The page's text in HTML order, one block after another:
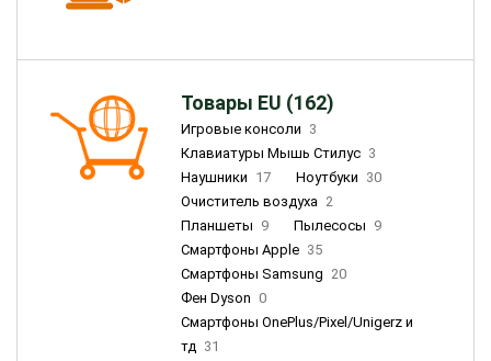
Товары EU (162)
Игровые консоли 3
Клавиатуры Мышь Стилус 3
Наушники 17 Ноутбуки 30
Очиститель воздуха 2
Планшеты 9 Пылесосы 9
Смартфоны Apple 35
Смартфоны Samsung 20
Фен Dyson 0
Смартфоны OnePlus/Pixel/Unigerz и
тд 31